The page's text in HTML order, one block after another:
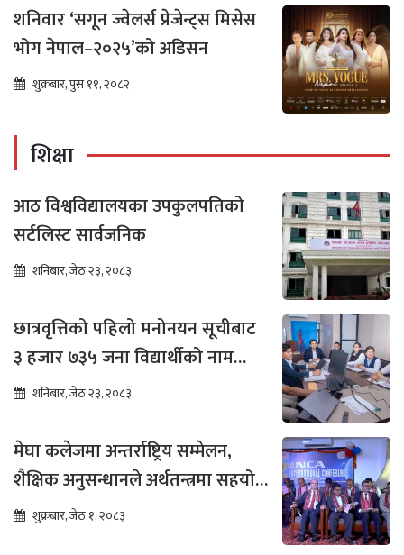
शनिवार ‘सगून ज्वेलर्स प्रेजेन्ट्स मिसेस
भोग नेपाल–२०२५’को अडिसन
शुक्रबार, पुस ११, २०८२
शिक्षा
आठ विश्वविद्यालयका उपकुलपतिको
सर्टलिस्ट सार्वजनिक
शनिबार, जेठ २३, २०८३
छात्रवृत्तिको पहिलो मनोनयन सूचीबाट
३ हजार ७३५ जना विद्यार्थीको नाम
भर्नाका लागि सिफारिस
शनिबार, जेठ २३, २०८३
मेघा कलेजमा अन्तर्राष्ट्रिय सम्मेलन,
शैक्षिक अनुसन्धानले अर्थतन्त्रमा सहयोग
पुग्ने विश्वास
शुक्रबार, जेठ १, २०८३